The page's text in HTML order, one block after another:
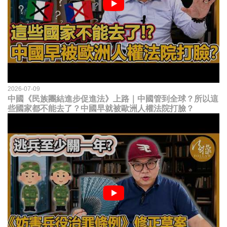
2026-07-09
中國《民族團結進步促進法》上路｜中國管到全球？所以這
些國家都不能去了？中國早就被歐洲人權法院打臉？